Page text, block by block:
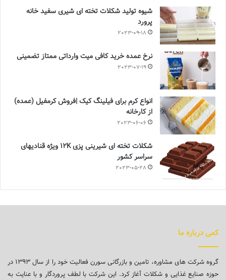
شیوه تولید شکلات تخته ای شیری سفید خانه
پرورد
2023-09-18
نرخ عمده خرید کافی میت وارداتی ممتاز تضمینی
2023-07-19
انواع کرم برای فیلینگ کیک |فروش کرمفیل (عمده)
از کارخانه
2023-06-06
شکلات تخته ای شیرینی پزی 12K ویژه قنادیهای
سراسر کشور
2023-05-28
کمی درباره ما
گروه شرکت های مشاوره، تامین و بازرگانی سورن فعالیت خود را از سال ۱۳۹۳ در
حوزه صنایع غذایی و شکلات آغاز کرد. این شرکت با لطف پروردگار و با عنایت به